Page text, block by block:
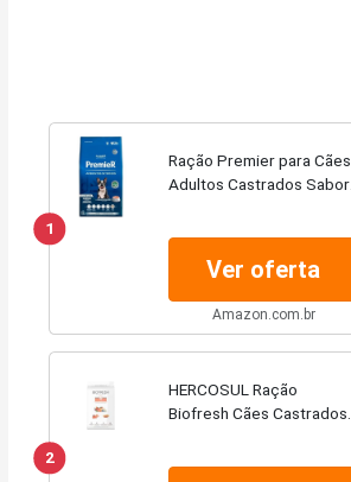
1
Ração Premier para Cães
Adultos Castrados Sabor
Ver oferta
Amazon.com.br
2
HERCOSUL Ração
Biofresh Cães Castrados